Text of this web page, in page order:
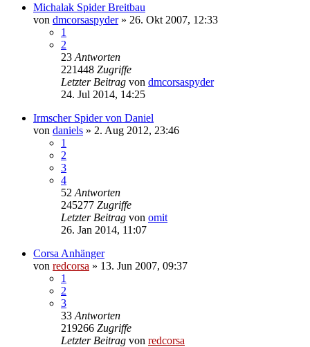
Michalak Spider Breitbau
von dmcorsaspyder» 26. Okt 2007, 12:33
1
2
23 Antworten
221448 Zugriffe
Letzter Beitrag von dmcorsaspyder
24. Jul 2014, 14:25
Irmscher Spider von Daniel
von daniels » 2. Aug 2012, 23:46
1
2
3
4
52 Antworten
245277 Zugriffe
Letzter Beitrag von omit
26. Jan 2014, 11:07
Corsa Anhänger
von redcorsa » 13. Jun 2007, 09:37
1
2
3
33 Antworten
219266 Zugriffe
Letzter Beitrag von redcorsa